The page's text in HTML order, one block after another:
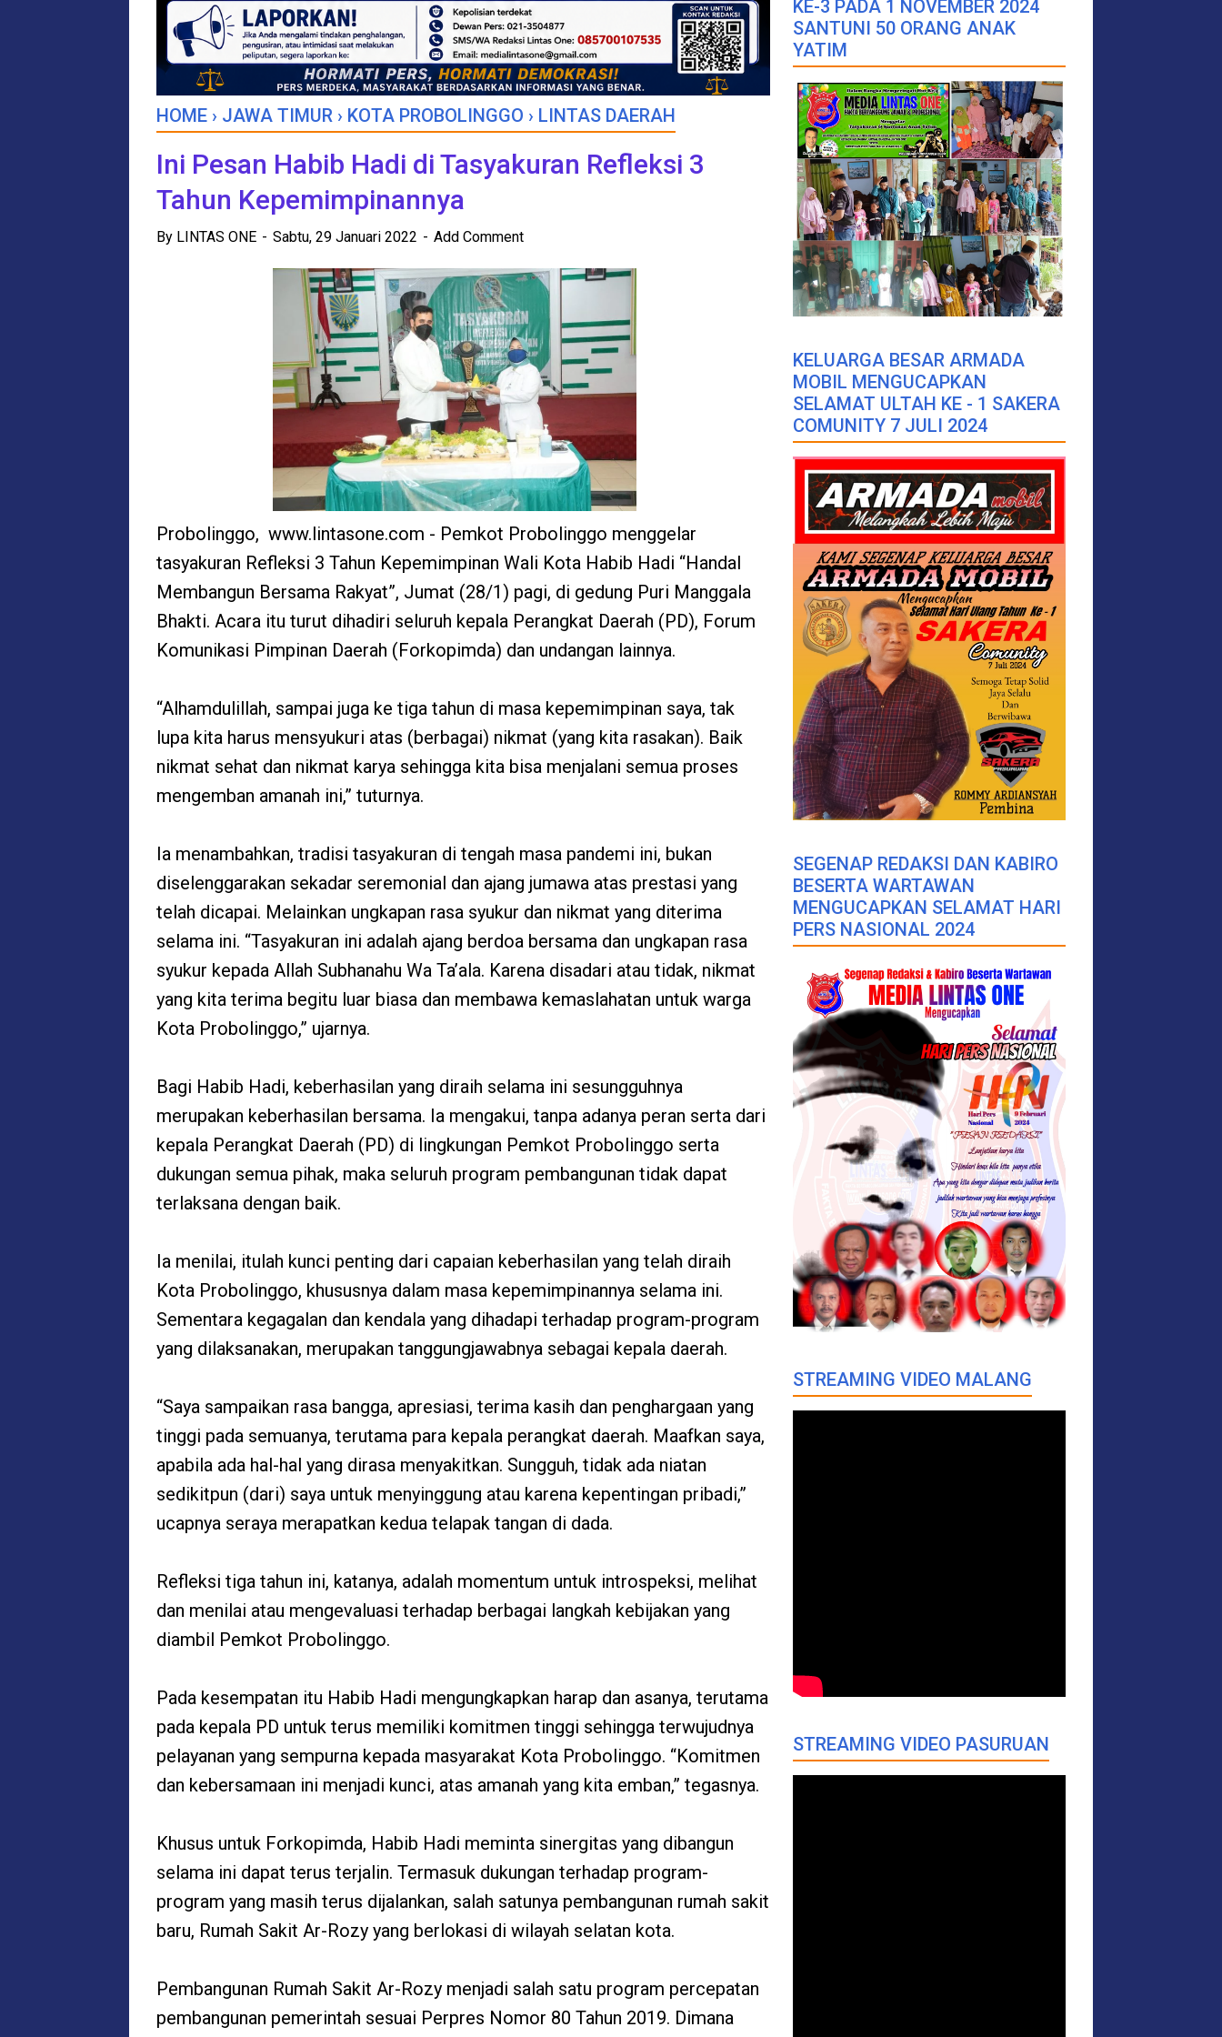
HOME › JAWA TIMUR › KOTA PROBOLINGGO › LINTAS DAERAH
Ini Pesan Habib Hadi di Tasyakuran Refleksi 3
Tahun Kepemimpinannya
By LINTAS ONE Sabtu, 29 Januari 2022 Add Comment
Probolinggo, www.lintasone.com - Pemkot Probolinggo menggelar
tasyakuran Refleksi 3 Tahun Kepemimpinan Wali Kota Habib Hadi “Handal
Membangun Bersama Rakyat”, Jumat (28/1) pagi, di gedung Puri Manggala
Bhakti. Acara itu turut dihadiri seluruh kepala Perangkat Daerah (PD), Forum
Komunikasi Pimpinan Daerah (Forkopimda) dan undangan lainnya.
“Alhamdulillah, sampai juga ke tiga tahun di masa kepemimpinan saya, tak
lupa kita harus mensyukuri atas (berbagai) nikmat (yang kita rasakan). Baik
nikmat sehat dan nikmat karya sehingga kita bisa menjalani semua proses
mengemban amanah ini,” tuturnya.
Ia menambahkan, tradisi tasyakuran di tengah masa pandemi ini, bukan
diselenggarakan sekadar seremonial dan ajang jumawa atas prestasi yang
telah dicapai. Melainkan ungkapan rasa syukur dan nikmat yang diterima
selama ini. “Tasyakuran ini adalah ajang berdoa bersama dan ungkapan rasa
syukur kepada Allah Subhanahu Wa Ta’ala. Karena disadari atau tidak, nikmat
yang kita terima begitu luar biasa dan membawa kemaslahatan untuk warga
Kota Probolinggo,” ujarnya.
Bagi Habib Hadi, keberhasilan yang diraih selama ini sesungguhnya
merupakan keberhasilan bersama. Ia mengakui, tanpa adanya peran serta dari
kepala Perangkat Daerah (PD) di lingkungan Pemkot Probolinggo serta
dukungan semua pihak, maka seluruh program pembangunan tidak dapat
terlaksana dengan baik.
Ia menilai, itulah kunci penting dari capaian keberhasilan yang telah diraih
Kota Probolinggo, khususnya dalam masa kepemimpinannya selama ini.
Sementara kegagalan dan kendala yang dihadapi terhadap program-program
yang dilaksanakan, merupakan tanggungjawabnya sebagai kepala daerah.
“Saya sampaikan rasa bangga, apresiasi, terima kasih dan penghargaan yang
tinggi pada semuanya, terutama para kepala perangkat daerah. Maafkan saya,
apabila ada hal-hal yang dirasa menyakitkan. Sungguh, tidak ada niatan
sedikitpun (dari) saya untuk menyinggung atau karena kepentingan pribadi,”
ucapnya seraya merapatkan kedua telapak tangan di dada.
Refleksi tiga tahun ini, katanya, adalah momentum untuk introspeksi, melihat
dan menilai atau mengevaluasi terhadap berbagai langkah kebijakan yang
diambil Pemkot Probolinggo.
Pada kesempatan itu Habib Hadi mengungkapkan harap dan asanya, terutama
pada kepala PD untuk terus memiliki komitmen tinggi sehingga terwujudnya
pelayanan yang sempurna kepada masyarakat Kota Probolinggo. “Komitmen
dan kebersamaan ini menjadi kunci, atas amanah yang kita emban,” tegasnya.
Khusus untuk Forkopimda, Habib Hadi meminta sinergitas yang dibangun
selama ini dapat terus terjalin. Termasuk dukungan terhadap program-
program yang masih terus dijalankan, salah satunya pembangunan rumah sakit
baru, Rumah Sakit Ar-Rozy yang berlokasi di wilayah selatan kota.
Pembangunan Rumah Sakit Ar-Rozy menjadi salah satu program percepatan
pembangunan pemerintah sesuai Perpres Nomor 80 Tahun 2019. Dimana
KE-3 PADA 1 NOVEMBER 2024
SANTUNI 50 ORANG ANAK
YATIM
KELUARGA BESAR ARMADA
MOBIL MENGUCAPKAN
SELAMAT ULTAH KE - 1 SAKERA
COMUNITY 7 JULI 2024
SEGENAP REDAKSI DAN KABIRO
BESERTA WARTAWAN
MENGUCAPKAN SELAMAT HARI
PERS NASIONAL 2024
STREAMING VIDEO MALANG
STREAMING VIDEO PASURUAN